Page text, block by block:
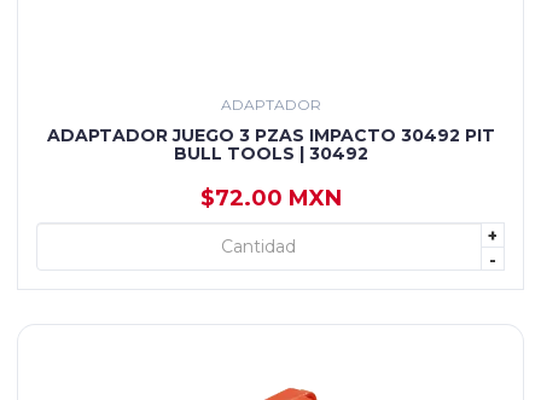
ADAPTADOR
ADAPTADOR JUEGO 3 PZAS IMPACTO 30492 PIT
BULL TOOLS | 30492
$72.00 MXN
+
-
+ AGREGAR